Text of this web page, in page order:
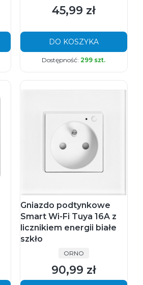
Cena
45,99 zł
DO KOSZYKA
Dostępność: 299 szt.
Gniazdo podtynkowe
Smart Wi-Fi Tuya 16A z
licznikiem energii białe
szkło
PRODUCENT
ORNO
Cena
90,99 zł